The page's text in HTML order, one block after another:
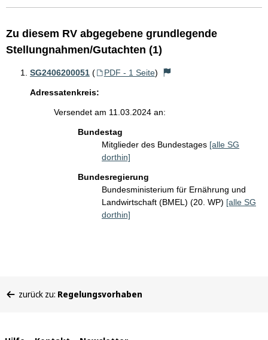
Zu diesem RV abgegebene grundlegende
Stellungnahmen/Gutachten (1)
SG2406200051 ( PDF - 1 Seite)
Adressatenkreis:
Versendet am 11.03.2024 an:
Bundestag
Mitglieder des Bundestages [alle SG
dorthin]
Bundesregierung
Bundesministerium für Ernährung und
Landwirtschaft (BMEL) (20. WP) [alle SG
dorthin]
befinden
zurück zu: Regelungsvorhaben